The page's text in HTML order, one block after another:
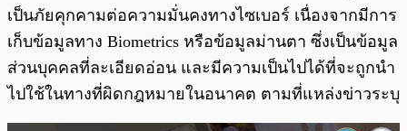
เป็นภัยคุกคามต่อความมั่นคงทางไซเบอร์ เนื่องจากมีการ
เก็บข้อมูลทาง Biometrics หรือข้อมูลม่านตา ซึ่งเป็นข้อมูล
ส่วนบุคคลที่ละเอียดอ่อน และมีความเป็นไปได้ที่จะถูกนำ
ไปใช้ในทางที่ผิดกฎหมายในอนาคต ตามที่แหล่งข่าวระบุ